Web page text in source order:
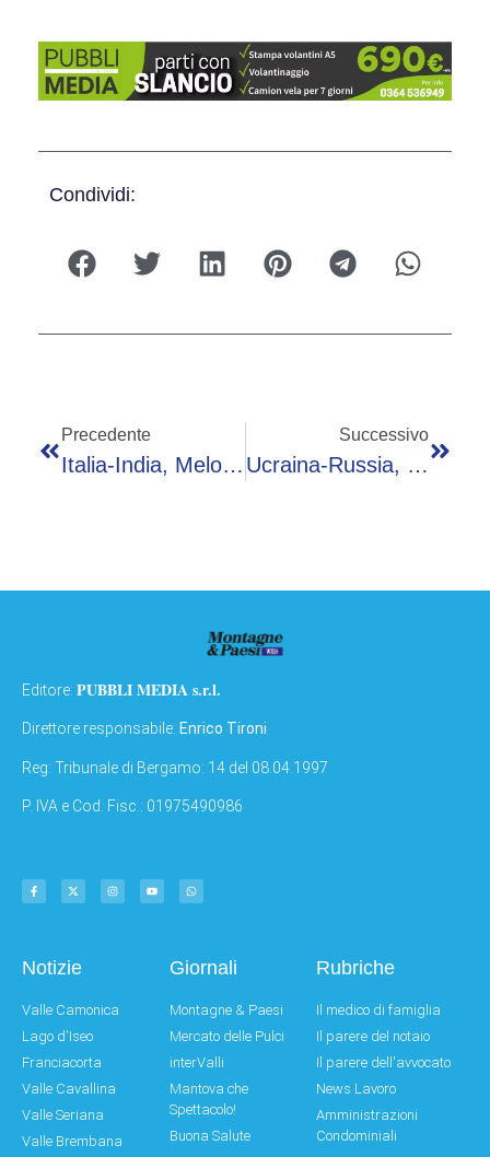
Condividi:
Precedente
Italia-India, Meloni Accoglie L’amico Modi: “Welcome To Rome”
Successivo
Ucraina-Russia, La Guerra Hi-Tech Di Kiev Ha Fermato Putin: L’analisi
Editore: PUBBLI MEDIA s.r.l.
Direttore responsabile: Enrico Tironi
Reg: Tribunale di Bergamo: 14 del 08.04.1997
P. IVA e Cod. Fisc.: 01975490986
Notizie
Valle Camonica
Lago d'Iseo
Franciacorta
Valle Cavallina
Valle Seriana
Valle Brembana
Giornali
Montagne & Paesi
Mercato delle Pulci
interValli
Mantova che
Spettacolo!
Buona Salute
Rubriche
Il medico di famiglia
Il parere del notaio
Il parere dell'avvocato
News Lavoro
Amministrazioni
Condominiali